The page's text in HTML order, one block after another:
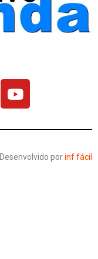
Desenvolvido porinf fácil